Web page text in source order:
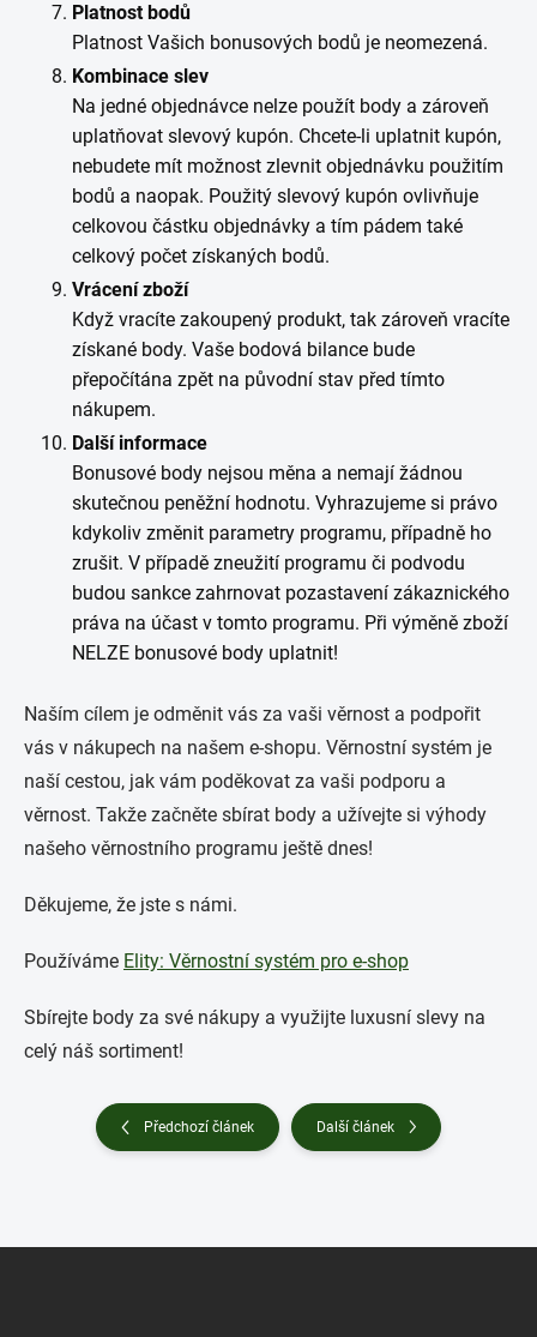
Platnost bodů
Platnost Vašich bonusových bodů je neomezená.
Kombinace slev
Na jedné objednávce nelze použít body a zároveň
uplatňovat slevový kupón. Chcete-li uplatnit kupón,
nebudete mít možnost zlevnit objednávku použitím
bodů a naopak. Použitý slevový kupón ovlivňuje
celkovou částku objednávky a tím pádem také
celkový počet získaných bodů.
Vrácení zboží
Když vracíte zakoupený produkt, tak zároveň vracíte
získané body. Vaše bodová bilance bude
přepočítána zpět na původní stav před tímto
nákupem.
Další informace
Bonusové body nejsou měna a nemají žádnou
skutečnou peněžní hodnotu. Vyhrazujeme si právo
kdykoliv změnit parametry programu, případně ho
zrušit. V případě zneužití programu či podvodu
budou sankce zahrnovat pozastavení zákaznického
práva na účast v tomto programu. Při výměně zboží
NELZE bonusové body uplatnit!
Naším cílem je odměnit vás za vaši věrnost a podpořit
vás v nákupech na našem e-shopu. Věrnostní systém je
naší cestou, jak vám poděkovat za vaši podporu a
věrnost. Takže začněte sbírat body a užívejte si výhody
našeho věrnostního programu ještě dnes!
Děkujeme, že jste s námi.
Používáme Elity: Věrnostní systém pro e-shop
Sbírejte body za své nákupy a využijte luxusní slevy na
celý náš sortiment!
Předchozí článek Další článek